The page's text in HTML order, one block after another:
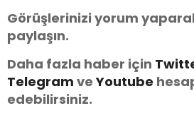
Görüşlerinizi yorum
paylaşın.
Daha fazla haber için
Telegram veYoutube
edebilirsiniz.